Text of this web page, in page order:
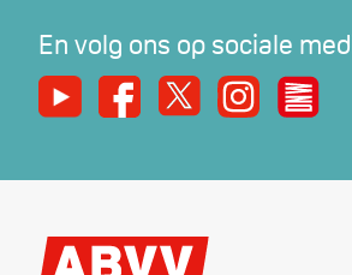
En volg ons op sociale
YoutubeFacebook
X Instagram
De